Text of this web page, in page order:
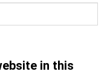
in this